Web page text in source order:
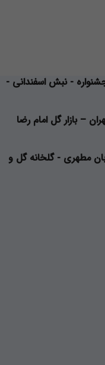
- نبش اسفندانی -
– بازار گل امام رضا
مطهری - گلخانه گل و